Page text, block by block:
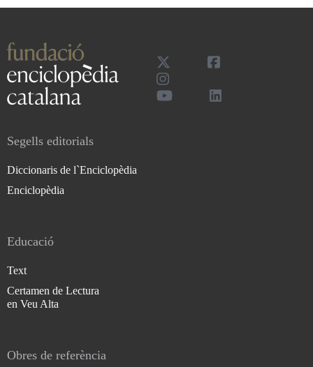
Segells editorials
Diccionaris de l`Enciclopèdia
Enciclopèdia
Educació
Text
Certamen de Lectura
en Veu Alta
Obres de referència